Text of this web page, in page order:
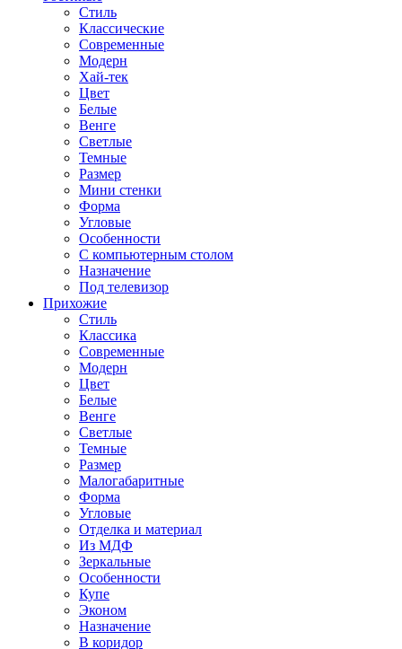
Стиль
Классические
Современные
Модерн
Хай-тек
Цвет
Белые
Венге
Светлые
Темные
Размер
Мини стенки
Форма
Угловые
Особенности
С компьютерным столом
Назначение
Под телевизор
Прихожие
Стиль
Классика
Современные
Модерн
Цвет
Белые
Венге
Светлые
Темные
Размер
Малогабаритные
Форма
Угловые
Отделка и материал
Из МДФ
Зеркальные
Особенности
Купе
Эконом
Назначение
В коридор